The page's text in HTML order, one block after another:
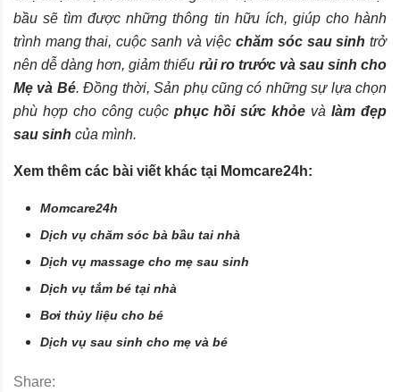
bầu sẽ tìm được những thông tin hữu ích, giúp cho hành
trình mang thai, cuộc sanh và việcchăm sóc sau sinh trở
nên dễ dàng hơn, giảm thiểu rủi ro trước và sau sinh cho
Mẹ và Bé. Đồng thời, Sản phụ cũng có những sự lựa chọn
phù hợp cho công cuộc phục hồi sức khỏe vàlàm đẹp
sau sinh của mình.
Xem thêm các bài viết khác tại Momcare24h:
Momcare24h
Dịch vụ chăm sóc bà bầu tai nhà
Dịch vụ massage cho mẹ sau sinh
Dịch vụ tắm bé tại nhà
Bơi thủy liệu cho bé
Dịch vụ sau sinh cho mẹ và bé
Share: